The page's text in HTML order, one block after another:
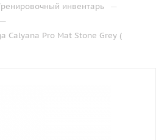
инвентарь —
—
Calyana Pro Mat Stone Grey (